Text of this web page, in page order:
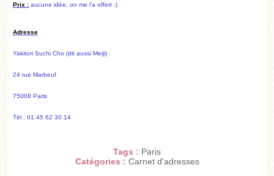
Prix : aucune idée, on me l’a offert :)
Adresse
Yakitori Suchi Cho (dit aussi Meiji)
24 rue Marbeuf
75008 Paris
Tél : 01 45 62 30 14
Tags : Paris
Catégories : Carnet d'adresses